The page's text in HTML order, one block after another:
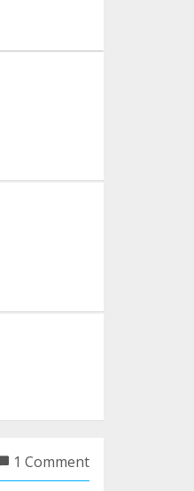
1 Comment